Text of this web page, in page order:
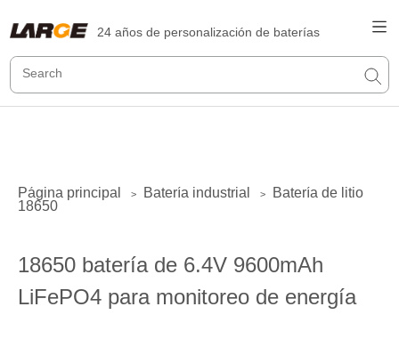
24 años de personalización de baterías
Página principal > Batería industrial >
Batería de litio
18650
18650 batería de 6.4V 9600mAh
LiFePO4 para monitoreo de energía